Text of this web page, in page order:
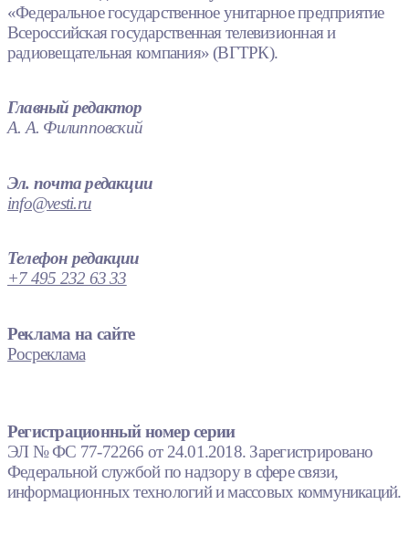
«Федеральное государственное унитарное предприятие
Всероссийская государственная телевизионная и
радиовещательная компания» (ВГТРК).
Главный редактор
А. А. Филипповский
Эл. почта редакции
info@vesti.ru
Телефон редакции
+7 495 232 63 33
Реклама на сайте
Росреклама
Регистрационный номер серии
ЭЛ № ФС 77-72266 от 24.01.2018. Зарегистрировано
Федеральной службой по надзору в сфере связи,
информационных технологий и массовых коммуникаций.